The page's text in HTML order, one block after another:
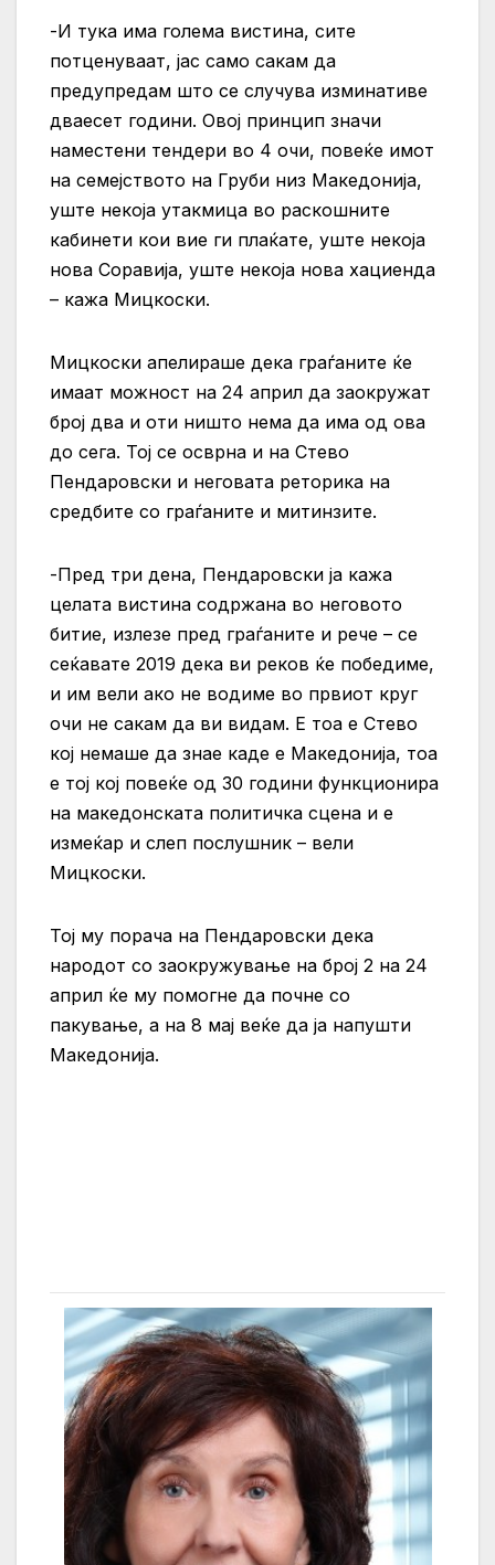
-И тука има голема вистина, сите
потценуваат, јас само сакам да
предупредам што се случува изминативе
дваесет години. Овој принцип значи
наместени тендери во 4 очи, повеќе имот
на семејството на Груби низ Македонија,
уште некоја утакмица во раскошните
кабинети кои вие ги плаќате, уште некоја
нова Соравија, уште некоја нова хациенда
– кажа Мицкоски.
Мицкоски апелираше дека граѓаните ќе
имаат можност на 24 април да заокружат
број два и оти ништо нема да има од ова
до сега. Тој се осврна и на Стево
Пендаровски и неговата реторика на
средбите со граѓаните и митинзите.
-Пред три дена, Пендаровски ја кажа
целата вистина содржана во неговото
битие, излезе пред граѓаните и рече – се
сеќавате 2019 дека ви реков ќе победиме,
и им вели ако не водиме во првиот круг
очи не сакам да ви видам. Е тоа е Стево
кој немаше да знае каде е Македонија, тоа
е тој кој повеќе од 30 години функционира
на македонската политичка сцена и е
измеќар и слеп послушник – вели
Мицкоски.
Тој му порача на Пендаровски дека
народот со заокружување на број 2 на 24
април ќе му помогне да почне со
пакување, а на 8 мај веќе да ја напушти
Македонија.